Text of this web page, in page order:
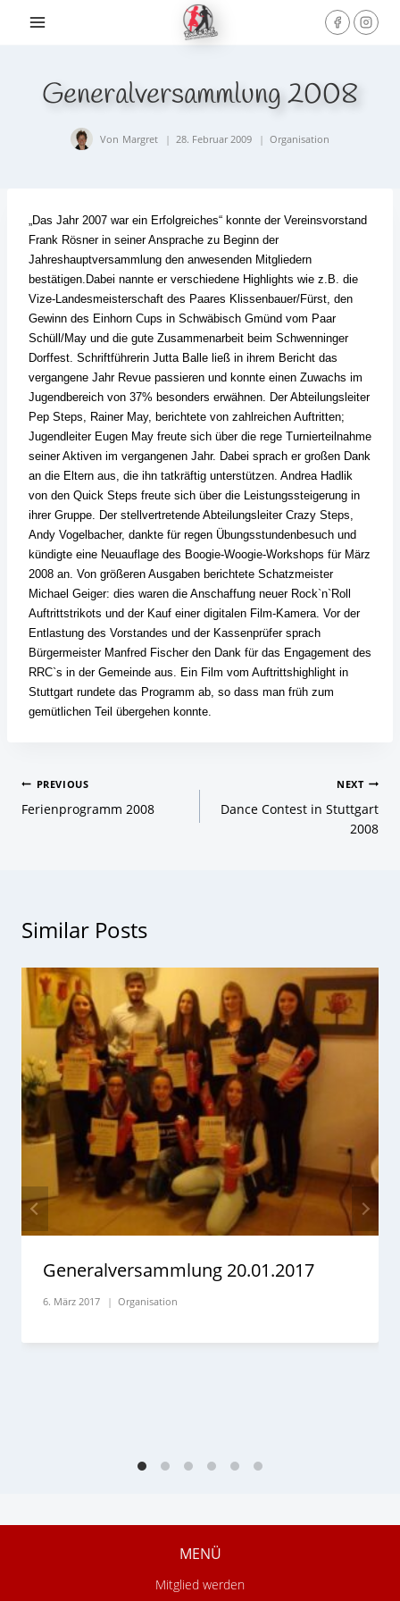
Generalversammlung 2008
Von Margret 28. Februar 2009 Organisation
„Das Jahr 2007 war ein Erfolgreiches“ konnte der Vereinsvorstand
Frank Rösner in seiner Ansprache zu Beginn der
Jahreshauptversammlung den anwesenden Mitgliedern
bestätigen. Dabei nannte er verschiedene Highlights wie z.B. die
Vize-Landesmeisterschaft des Paares Klissenbauer/Fürst, den
Gewinn des Einhorn Cups in Schwäbisch Gmünd vom Paar
Schüll/May und die gute Zusammenarbeit beim Schwenninger
Dorffest. Schriftführerin Jutta Balle ließ in ihrem Bericht das
vergangene Jahr Revue passieren und konnte einen Zuwachs im
Jugendbereich von 37% besonders erwähnen. Der Abteilungsleiter
Pep Steps, Rainer May, berichtete von zahlreichen Auftritten;
Jugendleiter Eugen May freute sich über die rege Turnierteilnahme
seiner Aktiven im vergangenen Jahr. Dabei sprach er großen Dank
an die Eltern aus, die ihn tatkräftig unterstützen. Andrea Hadlik
von den Quick Steps freute sich über die Leistungssteigerung in
ihrer Gruppe. Der stellvertretende Abteilungsleiter Crazy Steps,
Andy Vogelbacher, dankte für regen Übungsstundenbesuch und
kündigte eine Neuauflage des Boogie-Woogie-Workshops für März
2008 an. Von größeren Ausgaben berichtete Schatzmeister
Michael Geiger: dies waren die Anschaffung neuer Rock`n`Roll
Auftrittstrikots und der Kauf einer digitalen Film-Kamera. Vor der
Entlastung des Vorstandes und der Kassenprüfer sprach
Bürgermeister Manfred Fischer den Dank für das Engagement des
RRC`s in der Gemeinde aus. Ein Film vom Auftrittshighlight in
Stuttgart rundete das Programm ab, so dass man früh zum
gemütlichen Teil übergehen konnte.
Beitragsnavigation
PREVIOUS
Ferienprogramm 2008
NEXT
Dance Contest in Stuttgart
2008
Similar Posts
Generalversammlung 20.01.2017
6. März 2017 Organisation
MENÜ
Mitglied werden